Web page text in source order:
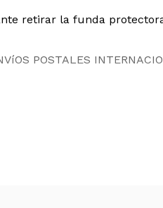
retirar la funda
POSTALES